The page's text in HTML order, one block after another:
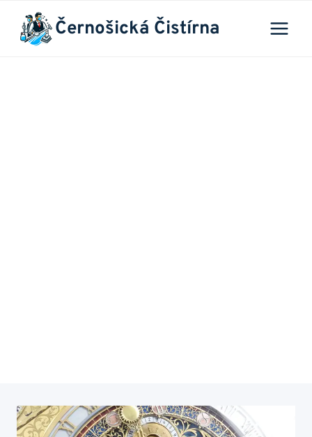
Přeskočit
obsah
Černošická Čistírna